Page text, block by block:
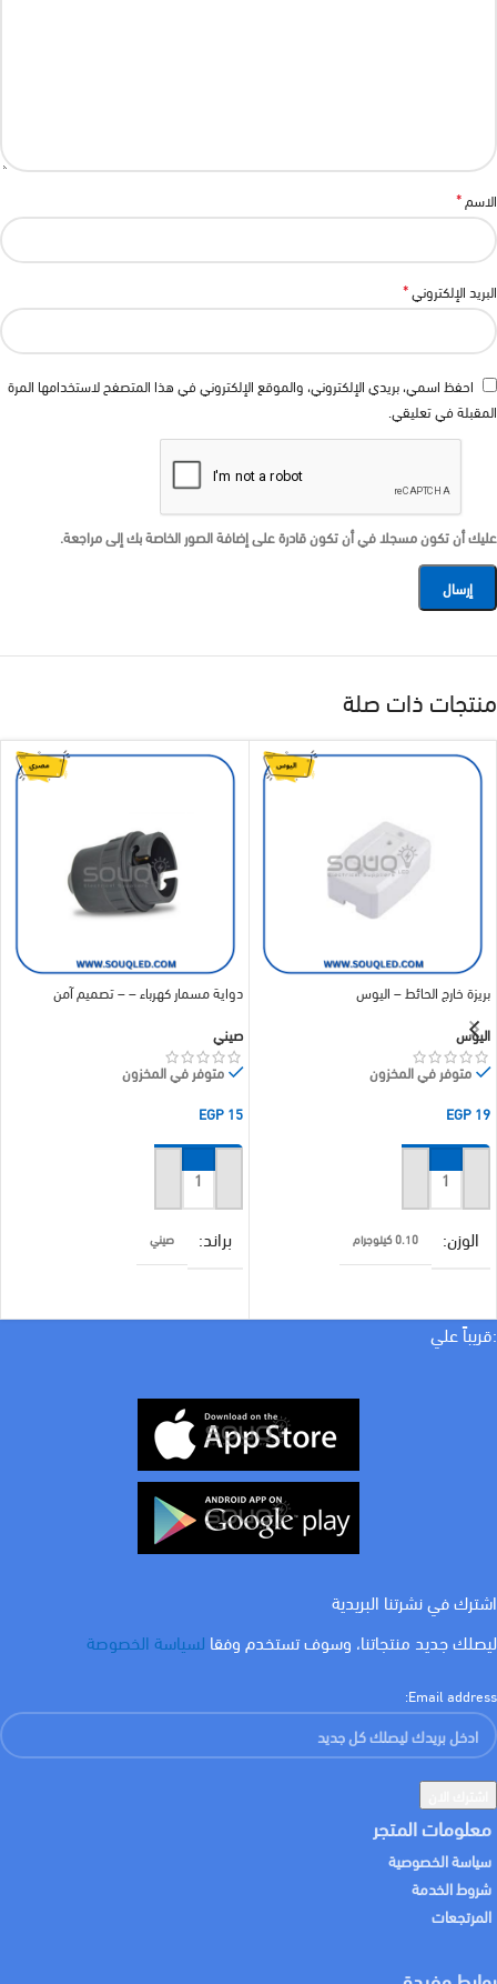
الاسم*
البريد الإلكتروني*
احفظ اسمي، بريدي الإلكتروني، والموقع الإلكتروني في هذا المتصفح لاستخدامها المرة
المقبلة في تعليقي.
عليك أن تكون مسجلا في أن تكون قادرة على إضافة الصور الخاصة بك إلى مراجعة.
منتجات ذات صلة
بريزة خارج الحائط – اليوس
اليوس
متوفر في المخزون
EGP19
إضافة إلى السلة
الوزن 0.10 كيلوجرام
دواية مسمار كهرباء – – تصميم آمن
صيني
متوفر في المخزون
EGP15
إضافة إلى السلة
براند صيني
:قريباً علي
اشترك في نشرتنا البريدية
ليصلك جديد منتجاتنا، وسوف تستخدم وفقا لسياسة الخصوصة
Email address:
معلومات المتجر
سياسة الخصوصية
شروط الخدمة
المرتجعات